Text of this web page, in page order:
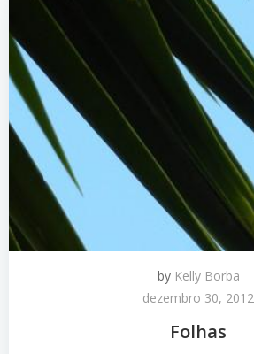
by Kelly Borba
dezembro 30, 2012
Folhas